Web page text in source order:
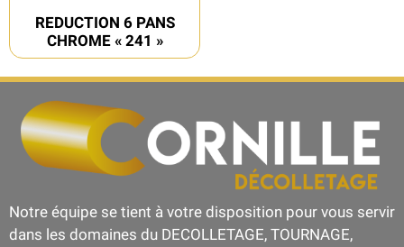
REDUCTION 6 PANS
CHROME « 241 »
Notre équipe se tient à votre disposition pour vous servir
dans les domaines du DECOLLETAGE, TOURNAGE,